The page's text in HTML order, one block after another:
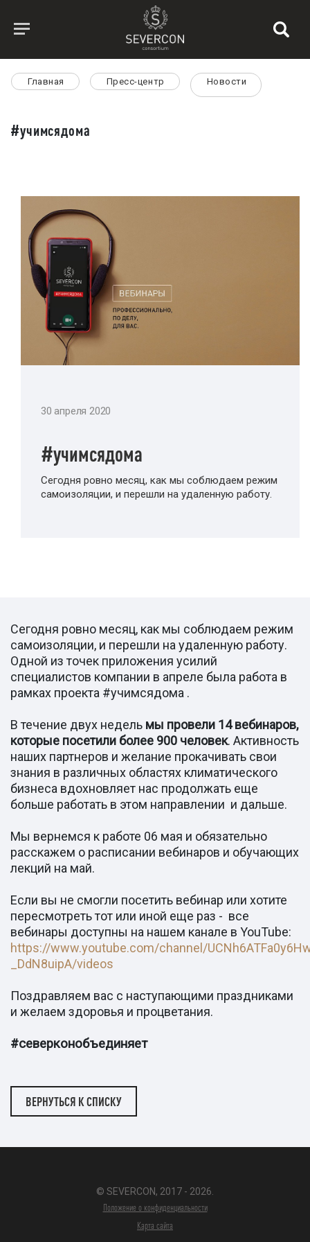
Главная Пресс-центр Новости
#учимсядома
30 апреля 2020
#учимсядома
Сегодня ровно месяц, как мы соблюдаем режим
самоизоляции, и перешли на удаленную работу.
Сегодня ровно месяц, как мы соблюдаем режим
самоизоляции, и перешли на удаленную работу.
Одной из точек приложения усилий
специалистов компании в апреле была работа в
рамках проекта #учимсядома .
В течение двух недель мы провели 14 вебинаров,
которые посетили более 900 человек. Активность
наших партнеров и желание прокачивать свои
знания в различных областях климатического
бизнеса вдохновляет нас продолжать еще
больше работать в этом направлении и дальше.
Мы вернемся к работе 06 мая и обязательно
расскажем о расписании вебинаров и обучающих
лекций на май.
Если вы не смогли посетить вебинар или хотите
пересмотреть тот или иной еще раз - все
вебинары доступны на нашем канале в YouTube:
https://www.youtube.com/channel/
_DdN8uipA/videos
Поздравляем вас с наступающими праздниками
и желаем здоровья и процветания.
#северконобъединяет
ВЕРНУТЬСЯ К СПИСКУ
© SEVERCON, 2017 - 2026.
Положение о конфиденциальности
Карта сайта